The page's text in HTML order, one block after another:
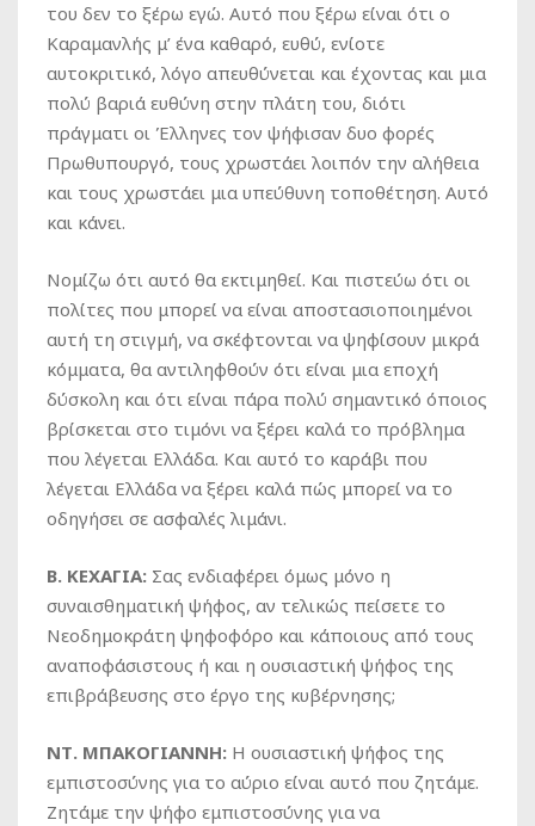
του δεν το ξέρω εγώ. Αυτό που ξέρω είναι ότι ο
Καραμανλής μ’ ένα καθαρό, ευθύ, ενίοτε
αυτοκριτικό, λόγο απευθύνεται και έχοντας και μια
πολύ βαριά ευθύνη στην πλάτη του, διότι
πράγματι οι Έλληνες τον ψήφισαν δυο φορές
Πρωθυπουργό, τους χρωστάει λοιπόν την αλήθεια
και τους χρωστάει μια υπεύθυνη τοποθέτηση. Αυτό
και κάνει.
Νομίζω ότι αυτό θα εκτιμηθεί. Και πιστεύω ότι οι
πολίτες που μπορεί να είναι αποστασιοποιημένοι
αυτή τη στιγμή, να σκέφτονται να ψηφίσουν μικρά
κόμματα, θα αντιληφθούν ότι είναι μια εποχή
δύσκολη και ότι είναι πάρα πολύ σημαντικό όποιος
βρίσκεται στο τιμόνι να ξέρει καλά το πρόβλημα
που λέγεται Ελλάδα. Και αυτό το καράβι που
λέγεται Ελλάδα να ξέρει καλά πώς μπορεί να το
οδηγήσει σε ασφαλές λιμάνι.
Β. ΚΕΧΑΓΙΑ: Σας ενδιαφέρει όμως μόνο η
συναισθηματική ψήφος, αν τελικώς πείσετε το
Νεοδημοκράτη ψηφοφόρο και κάποιους από τους
αναποφάσιστους ή και η ουσιαστική ψήφος της
επιβράβευσης στο έργο της κυβέρνησης;
ΝΤ. ΜΠΑΚΟΓΙΑΝΝΗ: Η ουσιαστική ψήφος της
εμπιστοσύνης για το αύριο είναι αυτό που ζητάμε.
Ζητάμε την ψήφο εμπιστοσύνης για να